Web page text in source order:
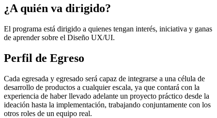
¿A quién va dirigido?
El programa está dirigido a quienes tengan interés, iniciativa y ganas
de aprender sobre el Diseño UX/UI.
Perfil de Egreso
Cada egresada y egresado será capaz de integrarse a una célula de
desarrollo de productos a cualquier escala, ya que contará con la
experiencia de haber llevado adelante un proyecto práctico desde la
ideación hasta la implementación, trabajando conjuntamente con los
otros roles de un equipo real.